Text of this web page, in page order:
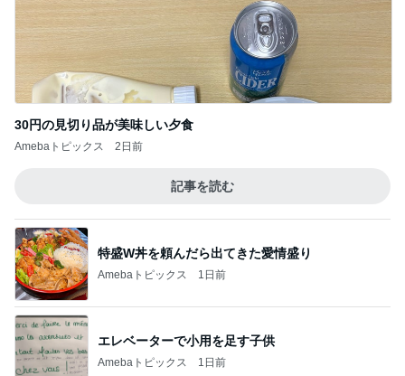
30円の見切り品が美味しい夕食
Amebaトピックス 2日前
記事を読む
特盛W丼を頼んだら出てきた愛情盛り
Amebaトピックス 1日前
エレベーターで小用を足す子供
Amebaトピックス 1日前